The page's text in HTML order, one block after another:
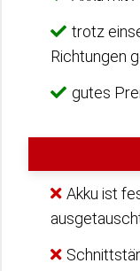
trotz
Richtungen
gutes
Akku ist